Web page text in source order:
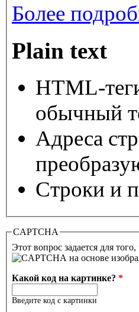
Более
Plain text
HTML-
обычный
Адреса
Строки и
CAPTCHA
Этот вопрос задается для
Какой код на картинке? *
Введите код с картинки